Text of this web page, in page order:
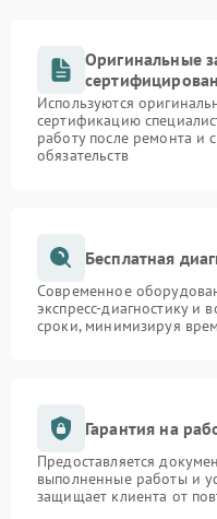
Оригинальные
Используются
сертификацию
работу после ремонта и
обязательств
Бесплатная
Современное
экспресс-диагностику и
сроки, минимизируя
Гарантия на
Предоставляется
выполненные работы и
защищает клиента от